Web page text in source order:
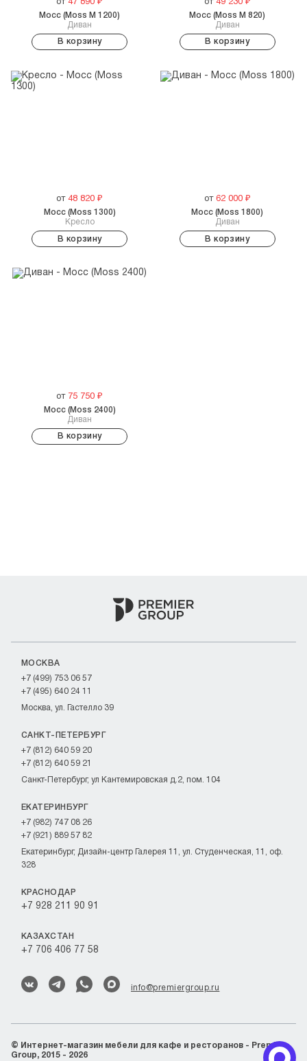
от 47 890 ₽
Диван
Мосс (Moss M 1200)
В корзину
от 49 230₽
Диван
Мосс (Moss М 820)
В корзину
от 48 820 ₽
Кресло
Мосс (Moss 1300)
В корзину
от 62 000₽
Диван
Мосс (Moss 1800)
В корзину
от 75 750 ₽
Диван
Мосс (Moss 2400)
В корзину
info@premiergroup.ru
МОСКВА
+7 (499) 753 06 57
+7 (495) 640 24 11
Москва, ул. Гастелло 39
САНКТ-ПЕТЕРБУРГ
+7 (812) 640 59 20
+7 (812) 640 59 21
Санкт-Петербург, ул Кантемировская д.2, пом. 104
ЕКАТЕРИНБУРГ
+7 (982) 747 08 26
+7 (921) 889 57 82
Екатеринбург, Дизайн-центр Галерея 11, ул. Студенческая, 11, оф.
328
КРАСНОДАР
+7 928 211 90 91
КАЗАХСТАН
+7 706 406 77 58
© Интернет-магазин мебели для кафе и ресторанов - Premier
Group, 2015 - 2026